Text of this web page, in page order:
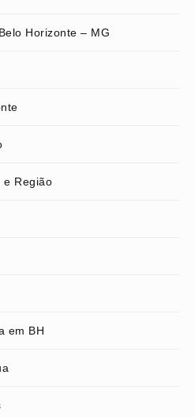
Horizonte – MG
e Região
em BH